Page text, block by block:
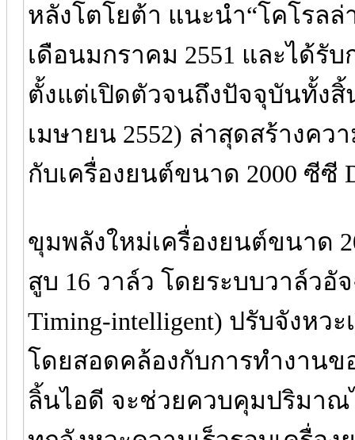
หลังโตโยต้า แนะนำ“โคโรลล่
เดือนมกราคม 2551 และได้รั
ตั้งแต่เปิดตัวจนถึงปัจจุบันทั้ง
เมษายน 2552) ล่าสุดสร้างคว
กับเครื่องยนต์ขนาด 2000 ซีซี
ขุมพลังใหม่เครื่องยนต์ขนาด
สูบ 16 วาล์ว โดยระบบวาล์วอัจ
Timing-intelligent) ปรับจังหว
โดยสอดคล้องกับการทำงานข
ลิ้นไอดี จะช่วยควบคุมปริมาณ